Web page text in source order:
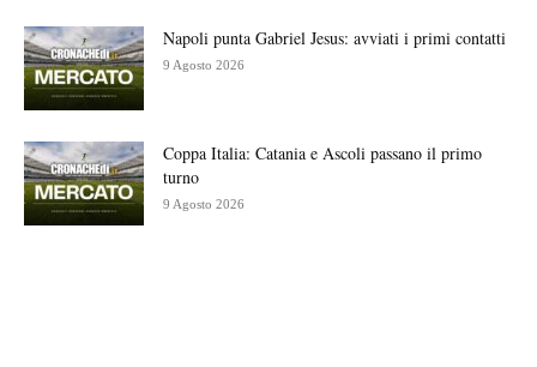
Napoli punta Gabriel Jesus: avviati i primi contatti
9 Agosto 2026
Coppa Italia: Catania e Ascoli passano il primo
turno
9 Agosto 2026